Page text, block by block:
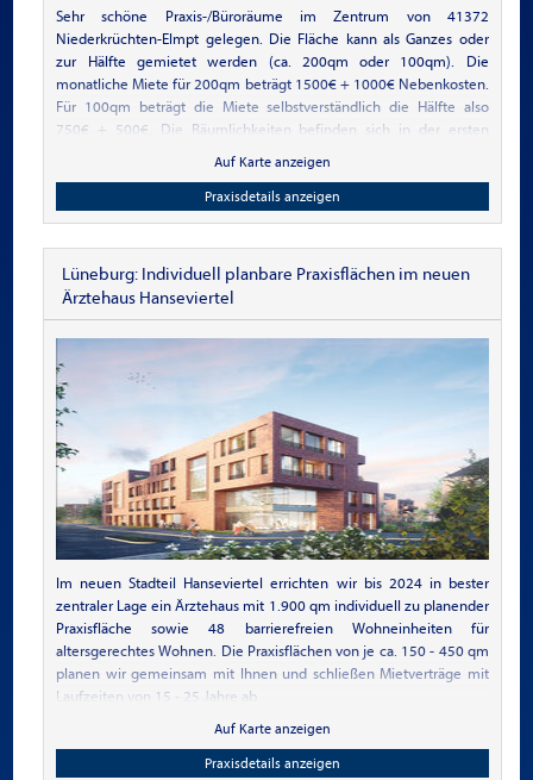
Sehr schöne Praxis-/Büroräume im Zentrum von 41372
Niederkrüchten-Elmpt gelegen. Die Fläche kann als Ganzes oder
zur Hälfte gemietet werden (ca. 200qm oder 100qm). Die
monatliche Miete für 200qm beträgt 1500€ + 1000€ Nebenkosten.
Für 100qm beträgt die Miete selbstverständlich die Hälfte also
750€ + 500€. Die Räumlichkeiten befinden sich in der ersten
Etage. Es steht ein Aufzug zur Verfügung. Das Haus ist im Zentrum
gelegen, es gibt genügend Parkplätze direkt am Haus sowie zwei
öffentliche Parkplätze in direkter Nähe. Die Räume werden zur Zeit
als Arztpraxis genutzt und sind ab dem 1.Juli verfügbar. Bei
und mögliche Besichtigungstermine.Sehr schöne
Praxis-/Büroräume im Zentrum von 41372 Niederkrüchten-Elmpt
beträgt 1500€ + 1000€ Nebenkosten. Für 100qm beträgt die Miete
selbstverständlich die Hälfte also 750€ + 500€. Die Räumlichkeiten
befinden sich in der ersten Etage. Es steht ein Aufzug zur
Verfügung. Das Haus ist im Zentrum gelegen, es gibt genügend
Parkplätze direkt am Haus sowie zwei öffentliche Parkplätze in
direkter Nähe. Die Räume werden zur Zeit als Arztpraxis genutzt
und sind ab dem 1.Juli verfügbar. Bei Interesse kontaktieren Sie
mich bitte für weitere Informationen und mögliche
Besichtigungstermine.
Auf Karte anzeigen
Praxisdetails anzeigen
Lüneburg: Individuell planbare Praxisflächen im neuen
Ärztehaus Hanseviertel
Im neuen Stadteil Hanseviertel errichten wir bis 2024 in bester
zentraler Lage ein Ärztehaus mit 1.900 qm individuell zu planender
Praxisfläche sowie 48 barrierefreien Wohneinheiten für
altersgerechtes Wohnen. Die Praxisflächen von je ca. 150 - 450 qm
planen wir gemeinsam mit Ihnen und schließen Mietverträge mit
Laufzeiten von 15 - 25 Jahre ab.
Für die letzte zu vermietende Praxisfläche suchen wir noch eine
Allgemeinmedizinische und internistische Praxis.
Auf Karte anzeigen
Praxisdetails anzeigen